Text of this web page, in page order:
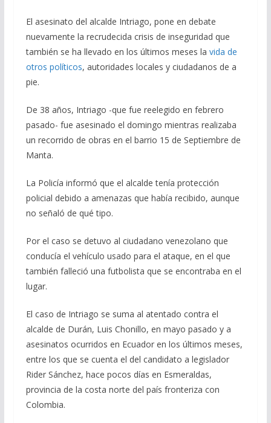
El asesinato del alcalde Intriago, pone en debate
nuevamente la recrudecida crisis de inseguridad que
también se ha llevado en los últimos meses la vida de
otros políticos, autoridades locales y ciudadanos de a
pie.
De 38 años, Intriago -que fue reelegido en febrero
pasado- fue asesinado el domingo mientras realizaba
un recorrido de obras en el barrio 15 de Septiembre de
Manta.
La Policía informó que el alcalde tenía protección
policial debido a amenazas que había recibido, aunque
no señaló de qué tipo.
Por el caso se detuvo al ciudadano venezolano que
conducía el vehículo usado para el ataque, en el que
también falleció una futbolista que se encontraba en el
lugar.
El caso de Intriago se suma al atentado contra el
alcalde de Durán, Luis Chonillo, en mayo pasado y a
asesinatos ocurridos en Ecuador en los últimos meses,
entre los que se cuenta el del candidato a legislador
Rider Sánchez, hace pocos días en Esmeraldas,
provincia de la costa norte del país fronteriza con
Colombia.